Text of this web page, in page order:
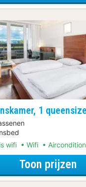
1
wifi Wifi
Toon prijzen